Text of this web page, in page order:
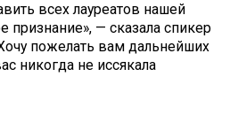
всех лауреатов нашей
признание», — сказала спикер
пожелать вам дальнейших
никогда не иссякала